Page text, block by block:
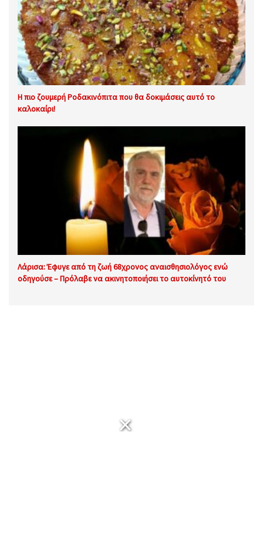
Η πιο ζουμερή Ροδακινόπιτα που θα δοκιμάσεις αυτό το
καλοκαίρι!
Λάρισα: Έφυγε από τη ζωή 68χρονος αναισθησιολόγος ενώ
οδηγούσε – Πρόλαβε να ακινητοποιήσει το αυτοκίνητό του